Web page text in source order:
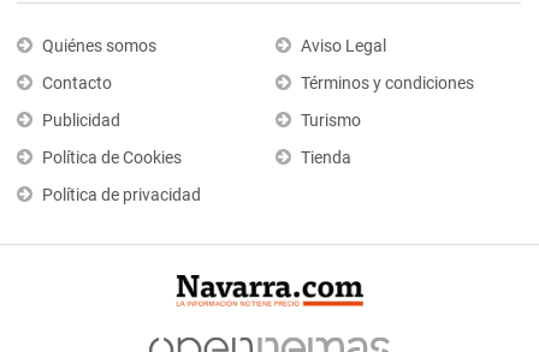
Quiénes somos
Contacto
Publicidad
Política de Cookies
Política de privacidad
Aviso Legal
Términos y condiciones
Turismo
Tienda